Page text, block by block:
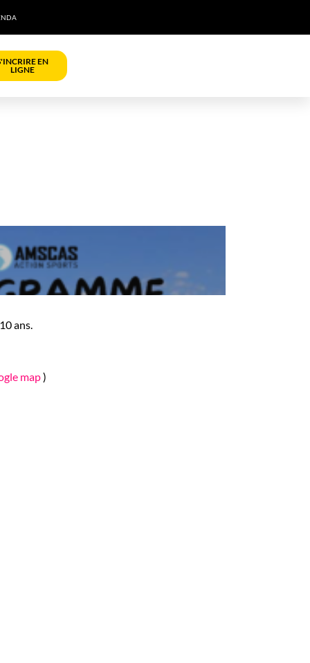
EN
LIGNE
ans.
map)